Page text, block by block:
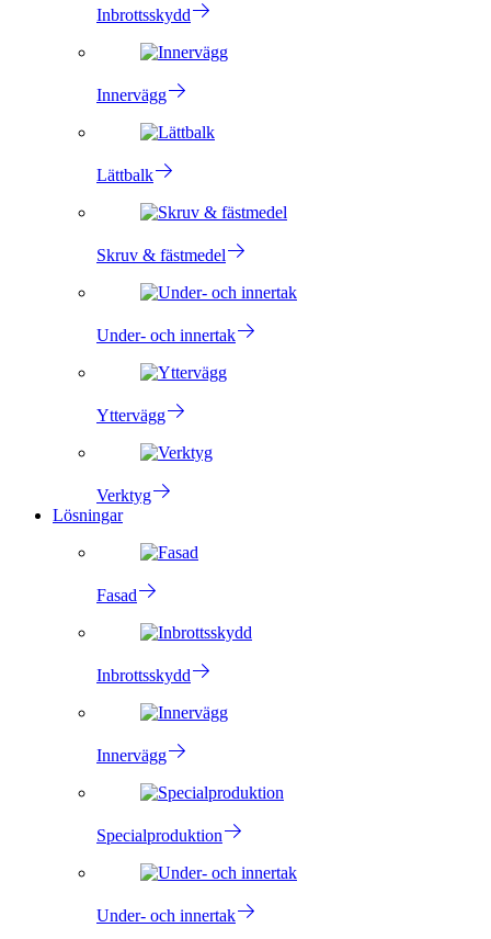
Inbrottsskydd
Innervägg
Lättbalk
Skruv & fästmedel
Under- och innertak
Yttervägg
Verktyg
Lösningar
Fasad
Inbrottsskydd
Innervägg
Specialproduktion
Under- och innertak